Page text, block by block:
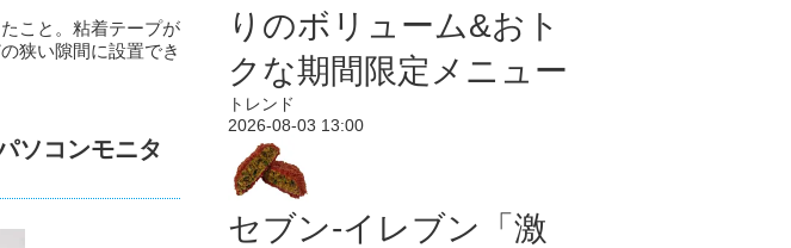
こと。粘着テープが
狭い隙間に設置でき
ソコンモニタ
りのボリューム&おト
クな期間限定メニュー
トレンド
2026-08-03 13:00
セブン-イレブン「激